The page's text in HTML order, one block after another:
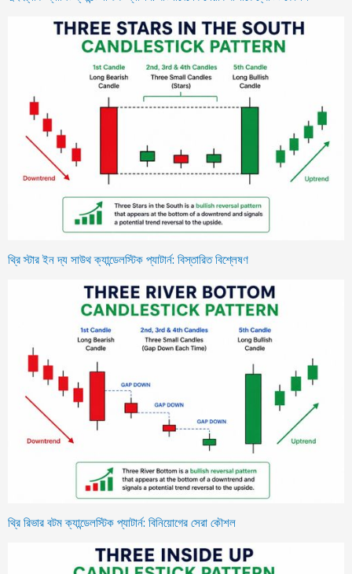
থ্রি স্টার ইন দ্য সাউথ ক্যান্ডেলস্টিক প্যাটার্ন: বিস্তারিত বিশ্লেষণ
থ্রি রিভার বটম ক্যান্ডেলস্টিক প্যাটার্ন: বিনিয়োগের সেরা কৌশল